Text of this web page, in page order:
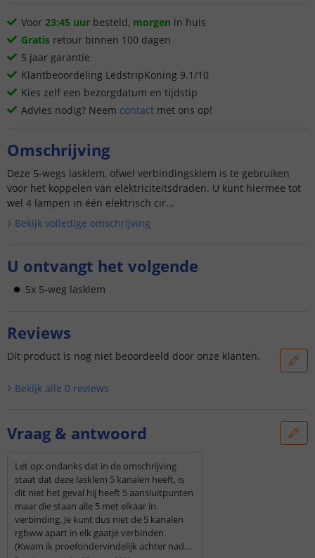
Voor 23:45 uur besteld, morgen in huis
Gratis retour binnen 100 dagen
5 jaar garantie
Klantbeoordeling LedstripKoning 9.1/10
Kies zelf een bezorgdatum en tijdstip
Advies nodig? Neem contact met ons op!
Omschrijving
Deze 5-wegs lasklem, ofwel verbindingsklem is te gebruiken
voor het koppelen van elektriciteitsdraden. U kunt hiermee tot
wel 4 lampen in één elektrisch cir...
Bekijk volledige omschrijving
U ontvangt het volgende
5x 5-weg lasklem
Reviews
Dit product is nog niet beoordeeld door onze klanten.
Bekijk alle 0 reviews
Vraag & antwoord
Let op: ondanks dat in de omschrijving
staat dat deze lasklem 5 kanalen heeft, is
dit niet het geval hij heeft 5 aansluitpunten
maar die staan alle 5 met elkaar in
verbinding. Je kunt dus niet de 5 kanalen
rgbww apart in elk gaatje verbinden.
(Kwam ik proefondervindelijk achter nadat